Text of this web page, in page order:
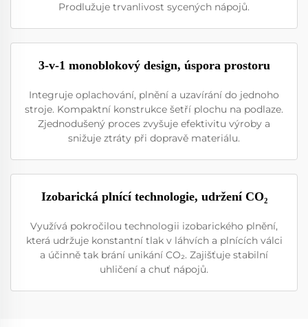
Prodlužuje trvanlivost sycených nápojů.
3-v-1 monoblokový design, úspora prostoru
Integruje oplachování, plnění a uzavírání do jednoho
stroje. Kompaktní konstrukce šetří plochu na podlaze.
Zjednodušený proces zvyšuje efektivitu výroby a
snižuje ztráty při dopravě materiálu.
Izobarická plnící technologie, udržení CO₂
Využívá pokročilou technologii izobarického plnění,
která udržuje konstantní tlak v láhvích a plnících válci
a účinně tak brání unikání CO₂. Zajišťuje stabilní
uhličení a chuť nápojů.